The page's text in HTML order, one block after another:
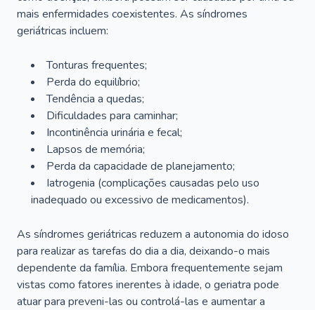
mais enfermidades coexistentes. As síndromes
geriátricas incluem:
Tonturas frequentes;
Perda do equilíbrio;
Tendência a quedas;
Dificuldades para caminhar;
Incontinência urinária e fecal;
Lapsos de memória;
Perda da capacidade de planejamento;
Iatrogenia (complicações causadas pelo uso
inadequado ou excessivo de medicamentos).
As síndromes geriátricas reduzem a autonomia do idoso
para realizar as tarefas do dia a dia, deixando-o mais
dependente da família. Embora frequentemente sejam
vistas como fatores inerentes à idade, o geriatra pode
atuar para preveni-las ou controlá-las e aumentar a